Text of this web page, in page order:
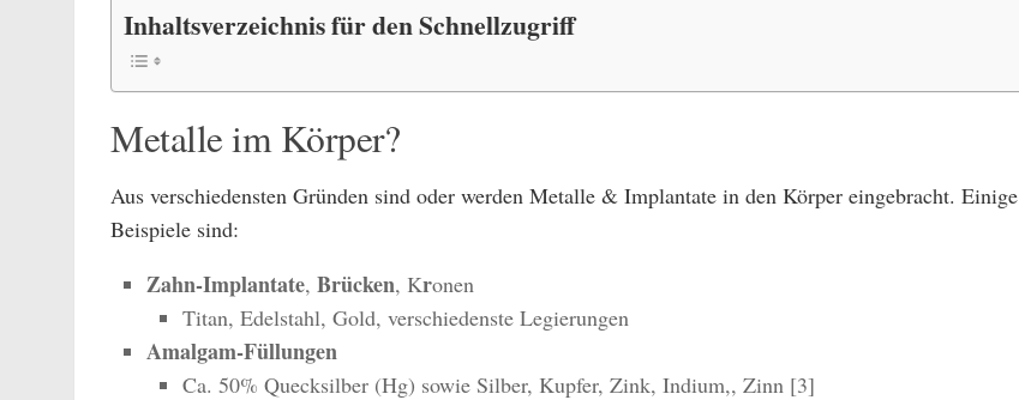
Inhaltsverzeichnis für den Schnellzugriff
Metalle im Körper?
Aus verschiedensten Gründen sind oder werden Metalle & Implantate in den Körper eingebracht. Einige
Beispiele sind:
Zahn-Implantate, Brücken, Kronen
Titan, Edelstahl, Gold, verschiedenste Legierungen
Amalgam-Füllungen
Ca. 50% Quecksilber (Hg) sowie Silber, Kupfer, Zink, Indium,, Zinn [3]